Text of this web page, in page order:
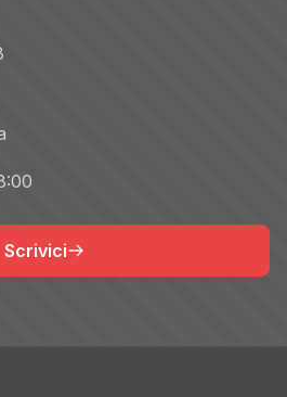
Scrivici